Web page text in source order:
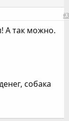
#3
А так можно.
собака